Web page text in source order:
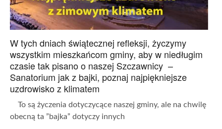
W tych dniach świątecznej refleksji, życzymy
wszystkim mieszkańcom gminy, aby w niedługim
czasie tak pisano o naszej Szczawnicy –
Sanatorium jak z bajki, poznaj najpiękniejsze
uzdrowisko z klimatem
To są życzenia dotyczycące naszej gminy, ale na chwilę
obecną ta ”bajka” dotyczy innych